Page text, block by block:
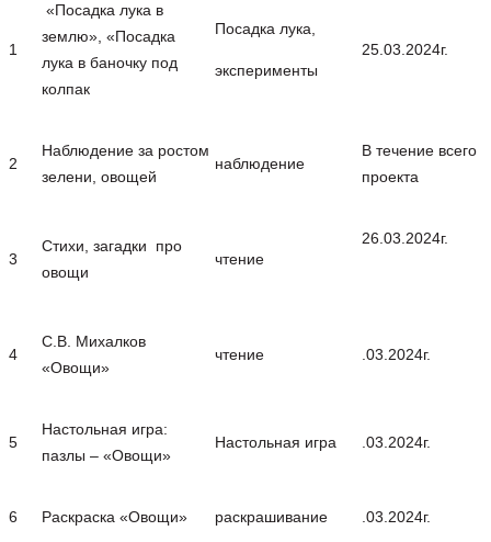
1
«Посадка лука в
землю», «Посадка
лука в баночку под
колпак
Посадка лука,
эксперименты
25.03.2024г.
2
Наблюдение за ростом
зелени, овощей
наблюдение
В течение всего
проекта
3
Стихи, загадки про
овощи
чтение
26.03.2024г.
4
С.В. Михалков
«Овощи»
чтение .03.2024г.
5
Настольная игра:
пазлы – «Овощи»
Настольная игра .03.2024г.
6 Раскраска «Овощи» раскрашивание .03.2024г.